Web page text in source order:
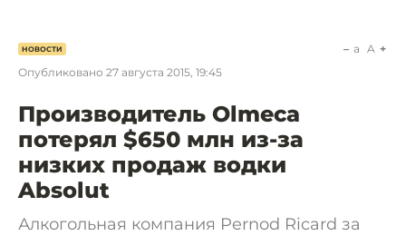
НОВОСТИ
Опубликовано 27 августа 2015, 19:45
a A
Производитель Olmeca
потерял $650 млн из-за
низких продаж водки
Absolut
Алкогольная компания Pernod Ricard за